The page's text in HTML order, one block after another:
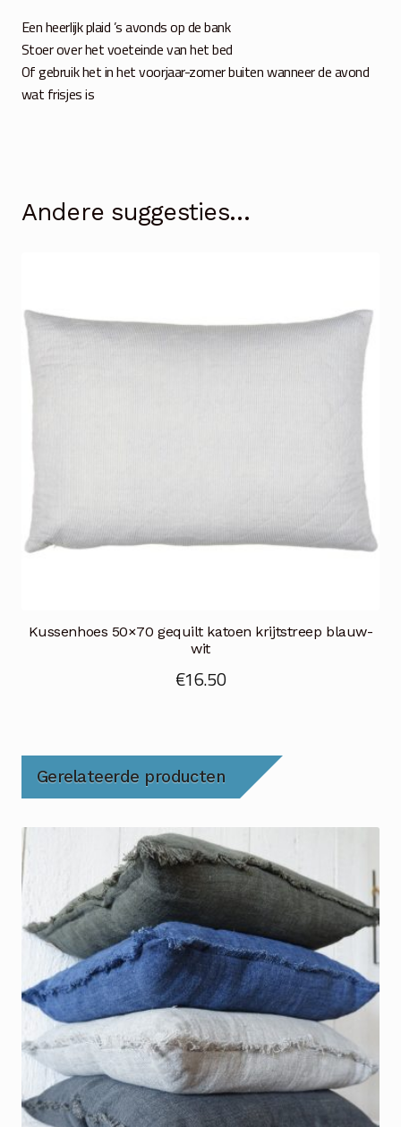
Een heerlijk plaid ’s avonds op de bank
Stoer over het voeteinde van het bed
Of gebruik het in het voorjaar-zomer buiten wanneer de avond
wat frisjes is
Andere suggesties…
Kussenhoes 50×70 gequilt katoen krijtstreep blauw-
wit
€16.50
Gerelateerde producten